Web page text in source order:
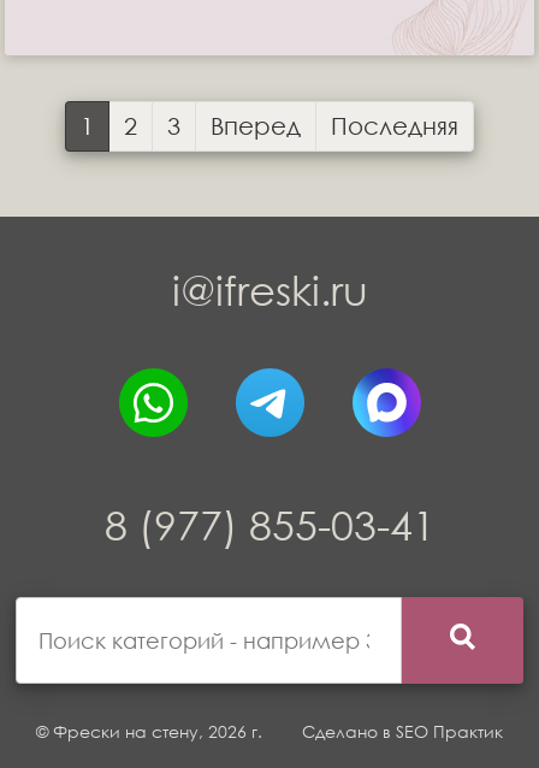
1 2 3 Вперед Последняя
i@ifreski.ru
8 (977) 855-03-41
© Фрески на стену, 2026 г. Сделано вSEO Практик